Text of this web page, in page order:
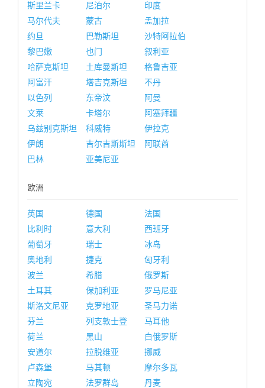
斯里兰卡
尼泊尔
印度
马尔代夫
蒙古
孟加拉
约旦
巴勒斯坦
沙特阿拉伯
黎巴嫩
也门
叙利亚
哈萨克斯坦
土库曼斯坦
格鲁吉亚
阿富汗
塔吉克斯坦
不丹
以色列
东帝汶
阿曼
文莱
卡塔尔
阿塞拜疆
乌兹别克斯坦
科威特
伊拉克
伊朗
吉尔吉斯斯坦
阿联酋
巴林
亚美尼亚
欧洲
英国 德国
法国
比利时
意大利
西班牙
葡萄牙
瑞士
冰岛
奥地利
捷克
匈牙利
波兰
希腊
俄罗斯
土耳其
保加利亚
罗马尼亚
斯洛文尼亚
克罗地亚
圣马力诺
芬兰
列支敦士登
马耳他
荷兰
黑山
白俄罗斯
安道尔
拉脱维亚
挪威
卢森堡
马其顿
摩尔多瓦
立陶宛
法罗群岛
丹麦